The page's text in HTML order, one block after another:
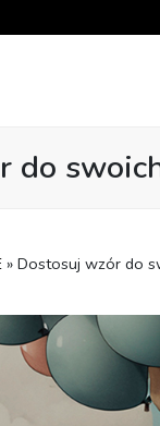
do
» Dostosuj wzór do